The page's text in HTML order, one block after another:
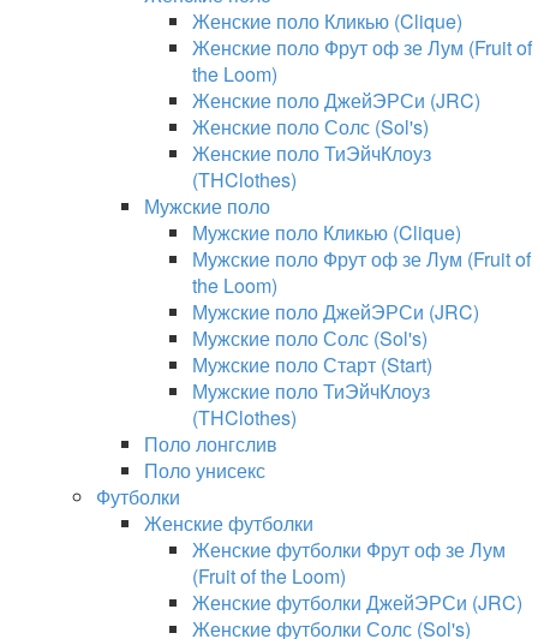
Женские поло Кликью (Clique)
Женские поло Фрут оф зе Лум (Fruit of
the Loom)
Женские поло ДжейЭРСи (JRC)
Женские поло Солс (Sol's)
Женские поло ТиЭйчКлоуз
(THClothes)
Мужские поло
Мужские поло Кликью (Clique)
Мужские поло Фрут оф зе Лум (Fruit of
the Loom)
Мужские поло ДжейЭРСи (JRC)
Мужские поло Солс (Sol's)
Мужские поло Старт (Start)
Мужские поло ТиЭйчКлоуз
(THClothes)
Поло лонгслив
Поло унисекс
Футболки
Женские футболки
Женские футболки Фрут оф зе Лум
(Fruit of the Loom)
Женские футболки ДжейЭРСи (JRC)
Женские футболки Солс (Sol's)